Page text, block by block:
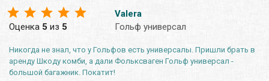
Оценка 5 из 5
Valera
Гольф универсал
Никогда не знал, что у Гольфов есть универсалы. Пришли брать в
аренду Шкоду комби, а дали Фольксваген Гольф универсал -
большой багажник. Покатит!